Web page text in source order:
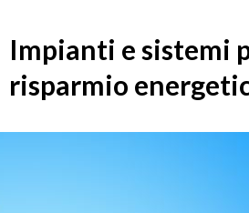
Impianti e sistemi
risparmio